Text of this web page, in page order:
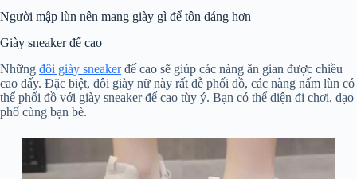
Người mập lùn nên mang giày gì để tôn dáng hơn
Giày sneaker đế cao
Những đôi giày sneakerđế cao sẽ giúp các nàng ăn gian được chiều
cao đấy. Đặc biệt, đôi giày nữ này rất dễ phối đồ, các nàng nấm lùn có
thể phối đồ với giày sneaker đế cao tùy ý. Bạn có thể diện đi chơi, dạo
phố cùng bạn bè.